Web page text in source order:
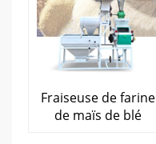
Fraiseuse de farine
de maïs de blé